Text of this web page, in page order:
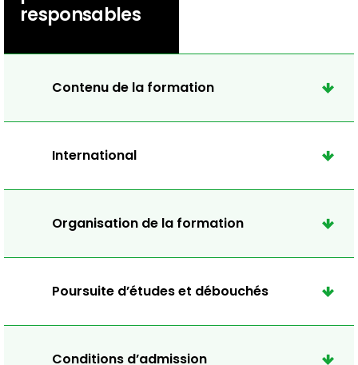
responsables
Contenu de la formation
International
Organisation de la formation
Poursuite d’études et débouchés
Conditions d’admission